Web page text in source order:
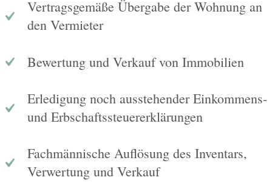
Vertragsgemäße Übergabe der Wohnung an
den Vermieter
Bewertung und Verkauf von Immobilien
Erledigung noch ausstehender Einkommens-
und Erbschaftssteuererklärungen
Fachmännische Auflösung des Inventars,
Verwertung und Verkauf